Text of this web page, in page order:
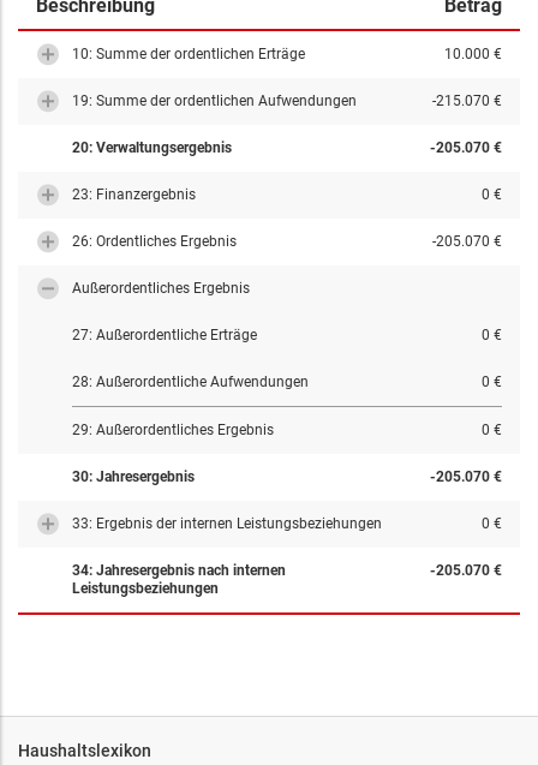
Beschreibung Betrag
10: Summe der ordentlichen Erträge 10.000 €
19: Summe der ordentlichen Aufwendungen -215.070 €
20: Verwaltungsergebnis -205.070 €
23: Finanzergebnis 0 €
26: Ordentliches Ergebnis -205.070 €
Außerordentliches Ergebnis
27: Außerordentliche Erträge 0 €
28: Außerordentliche Aufwendungen 0 €
29: Außerordentliches Ergebnis 0 €
30: Jahresergebnis -205.070 €
33: Ergebnis der internen Leistungsbeziehungen 0 €
34: Jahresergebnis nach internen
Leistungsbeziehungen
-205.070 €
Haushaltslexikon